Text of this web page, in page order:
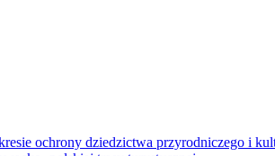
ochrony dziedzictwa przyrodniczego i